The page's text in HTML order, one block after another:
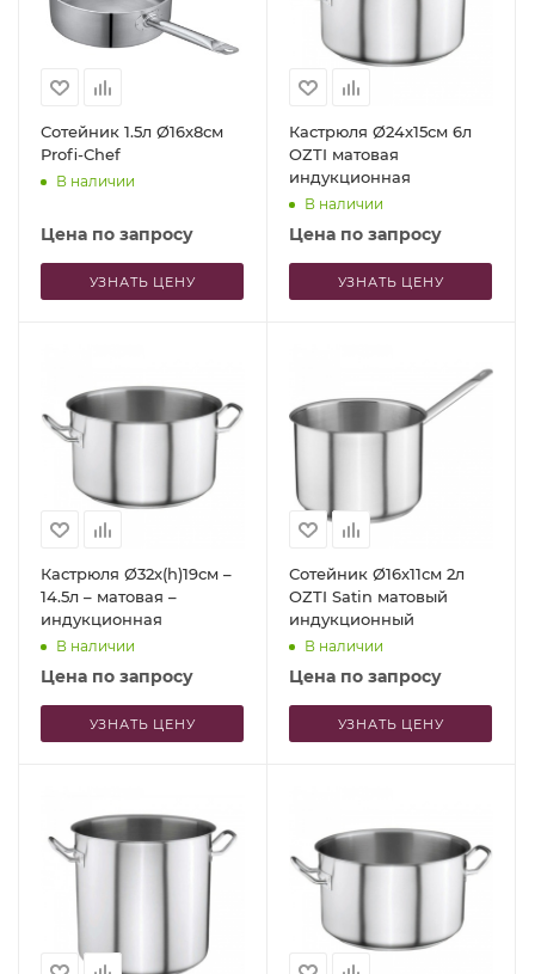
Сотейник 1.5л Ø16x8см
Profi-Chef
В наличии
Цена по запросу
УЗНАТЬ ЦЕНУ
Кастрюля Ø24x15см 6л
OZTI матовая
индукционная
В наличии
Цена по запросу
УЗНАТЬ ЦЕНУ
Кастрюля Ø32х(h)19см –
14.5л – матовая –
индукционная
В наличии
Цена по запросу
УЗНАТЬ ЦЕНУ
Сотейник Ø16x11см 2л
OZTI Satin матовый
индукционный
В наличии
Цена по запросу
УЗНАТЬ ЦЕНУ